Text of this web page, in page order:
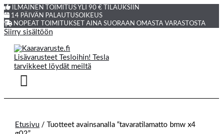
ILMAINEN TOIMITUS YLI 90 € TILAUKSIIN
14 PÄIVÄN PALAUTUSOIKEUS
NOPEAT TOIMITUKSET AINA SUORAAN OMASTA VARASTOSTA
Siirry sisältöön
Etusivu / Tuotteet avainsanalla “tavaratilamatto bmw x4